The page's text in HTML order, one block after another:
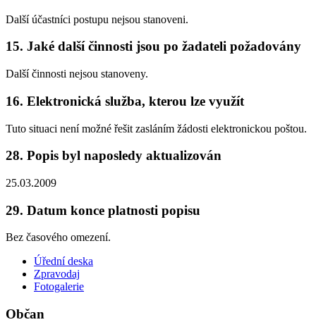
Další účastníci postupu nejsou stanoveni.
15. Jaké další činnosti jsou po žadateli požadovány
Další činnosti nejsou stanoveny.
16. Elektronická služba, kterou lze využít
Tuto situaci není možné řešit zasláním žádosti elektronickou poštou.
28. Popis byl naposledy aktualizován
25.03.2009
29. Datum konce platnosti popisu
Bez časového omezení.
Úřední deska
Zpravodaj
Fotogalerie
Občan